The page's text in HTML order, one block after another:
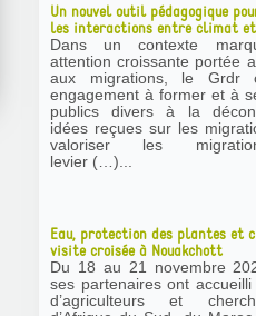
Un nouvel outil pédagogique
les interactions entre climat
Dans un contexte
attention croissante portée
aux migrations, le Grdr
engagement à former et à
publics divers à la
idées reçues sur les
valoriser les
levier (…)...
Eau, protection des plantes et
visite croisée à Nouakchott
Du 18 au 21 novembre
ses partenaires ont
d’agriculteurs et